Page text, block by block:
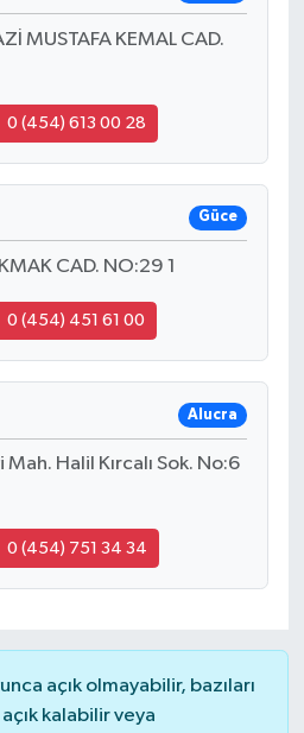
MUSTAFA KEMAL CAD.
0 (454) 613 00 28
Güce
CAD. NO:29 1
0 (454) 451 61 00
Alucra
Halil Kırcalı Sok. No:6
0 (454) 751 34 34
açık olmayabilir, bazıları
kalabilir veya